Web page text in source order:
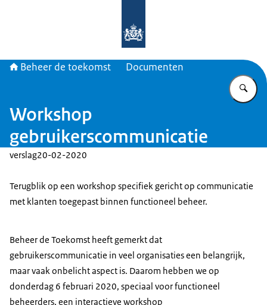
Beheer de toekomst Documenten
Workshop
gebruikerscommunicatie
verslag20-02-2020
Terugblik op een workshop specifiek gericht op communicatie
met klanten toegepast binnen functioneel beheer.
Beheer de Toekomst heeft gemerkt dat
gebruikerscommunicatie in veel organisaties een belangrijk,
maar vaak onbelicht aspect is. Daarom hebben we op
donderdag 6 februari 2020, speciaal voor functioneel
beheerders, een interactieve workshop